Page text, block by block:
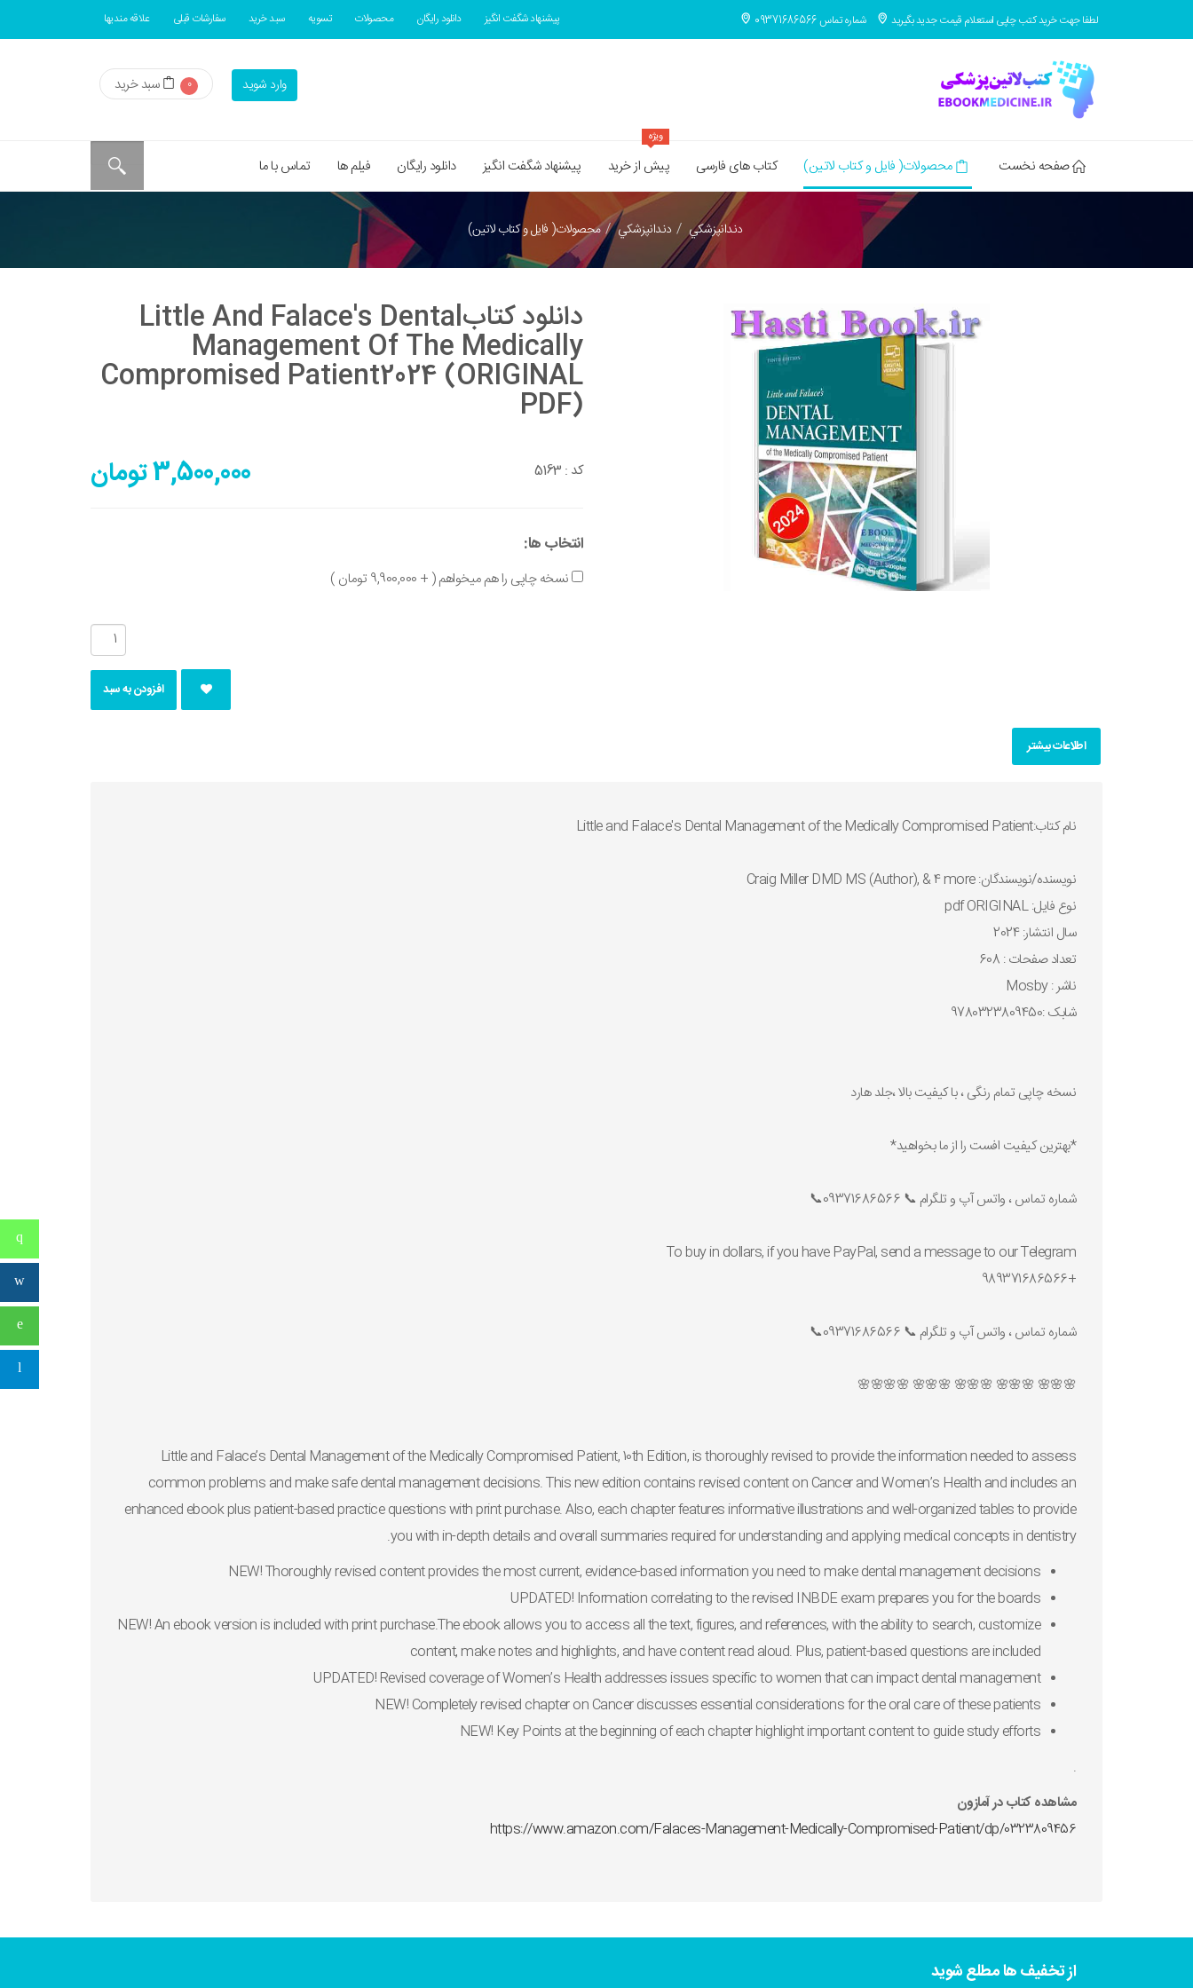
شماره تماس 09371686566 لطفا جهت خرید کتب چاپی استعلام قیمت جدید بگیرید علاقه مندیها سفارشات قبلی سبد خرید تسویه محصولات دانلود رایگان پیشنهاد شگفت انگیز
سبد خرید 0 وارد شوید
صفحه نخست محصولات( فایل و کتاب لاتین) کتاب های فارسی پیش از خرید
ویژه
پیشنهاد شگفت انگیز دانلود رایگان فیلم ها تماس با ما
محصولات( فایل و کتاب لاتین) دندانپزشکي دندانپزشکي
دانلود کتابLittle And Falace's Dental
Management Of The Medically
Compromised Patient2024 (ORIGINAL
PDF)
3,500,000 تومان کد : 5163
انتخاب ها:
نسخه چاپی را هم میخواهم ( + 9,900,000 تومان )
افزودن به سبد
اطلاعات بیشتر
نام کتاب:Little and Falace's Dental Management of the Medically Compromised Patient
نويسنده/نويسندگان: Craig Miller DMD MS (Author), & 4 more
نوع فايل: pdf ORIGINAL
سال انتشار: 2024
تعداد صفحات : 608
ناشر : ‎ Mosby
شابک :9780323809450
نسخه چاپی تمام رنگی ، با کیفیت بالا ،جلد هارد
*بهترین کیفیت افست را از ما بخواهید*
شماره تماس ، واتس آپ و تلگرام 📞 09371686566📞
To buy in dollars, if you have PayPal, send a message to our Telegram
+989371686566
شماره تماس ، واتس آپ و تلگرام 📞 09371686566📞
🌸🌸🌸 🌸🌸🌸 🌸🌸🌸 🌸🌸🌸 🌸🌸🌸🌸
Little and Falace’s Dental Management of the Medically Compromised Patient, 10th Edition, is thoroughly revised to provide the information needed to assess
common problems and make safe dental management decisions. This new edition contains revised content on Cancer and Women’s Health and includes an
enhanced ebook plus patient-based practice questionswith print purchase. Also, each chapter features informative illustrations and well-organized tables to provide
you with in-depth details and overall summaries required for understanding and applying medical concepts in dentistry.
NEW! Thoroughly revised contentprovides the most current, evidence-based information you need to make dental management decisions
UPDATED! Information correlating to the revised INBDE exam prepares you for the boards
NEW! An ebook version is included with print purchase.The ebook allows you to access all the text, figures, and references, with the ability to search, customize
content, make notes and highlights, and have content read aloud. Plus, patient-based questions are included
UPDATED! Revised coverage ofWomen’s Health addresses issues specific to women that can impact dental management
NEW! Completely revised chapter on Cancerdiscusses essential considerations for the oral care of these patients
NEW! Key Points at the beginning of each chapter highlight important content to guide study efforts
.
مشاهده کتاب در آمازون
https://www.amazon.com/Falaces-Management-Medically-Compromised-Patient/dp/0323809456
از تخفیف ها مطلع شوید